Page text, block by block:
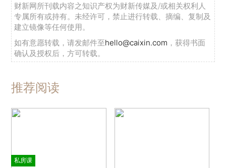
财新网所刊载内容之知识产权为财新传媒及/或相关权利人
专属所有或持有。未经许可，禁止进行转载、摘编、复制及
建立镜像等任何使用。
如有意愿转载，请发邮件至hello@caixin.com ，获得书面
确认及授权后，方可转载。
推荐阅读
私房课